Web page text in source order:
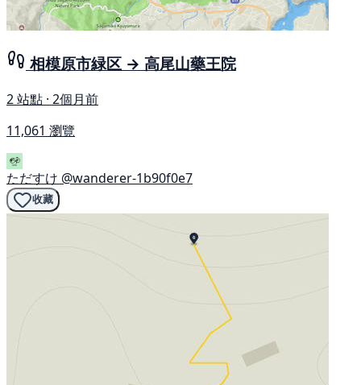
相模原市緑区 → 高尾山藥王院
2 站點 · 2個月前
11,061 瀏覽
ただすけ @wanderer-1b90f0e7
收藏